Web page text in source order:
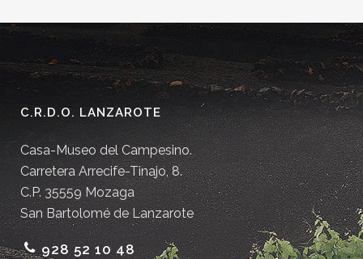
C.R.D.O. LANZAROTE
Casa-Museo del Campesino.
Carretera Arrecife-Tinajo, 8.
C.P. 35559 Mozaga
San Bartolomé de Lanzarote
928 52 10 48